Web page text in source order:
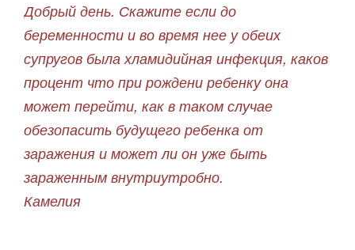
Добрый день. Скажите если до
беременности и во время нее у обеих
супругов была хламидийная инфекция, каков
процент что при рождени ребенку она
может перейти, как в таком случае
обезопасить будущего ребенка от
заражения и может ли он уже быть
зараженным внутриутробно.
Камелия